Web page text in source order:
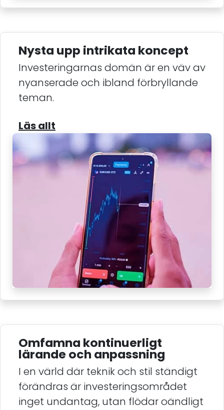
Nysta upp intrikata koncept
Investeringarnas domän är en väv av
nyanserade och ibland förbryllande
teman.
Läs allt
Omfamna kontinuerligt
lärande och anpassning
I en värld där teknik och stil ständigt
förändras är investeringsområdet
inget undantag, utan flödar oändligt